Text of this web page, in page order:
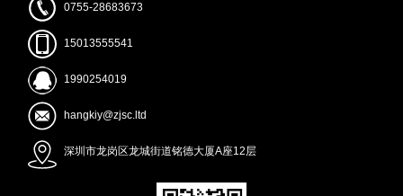
0755-28683673
15013555541
1990254019
hangkiy@zjsc.ltd
深圳市龙岗区龙城街道铭德大厦A座12层